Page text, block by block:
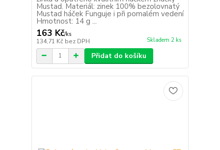
Mustad. Materiál: zinek 100% bezolovnatý
Mustad háček Funguje i při pomalém vedení
Hmotnost: 14 g ...
163 Kč/ks
134,71 Kč bez DPH Skladem 2 ks
Přidat do košíku